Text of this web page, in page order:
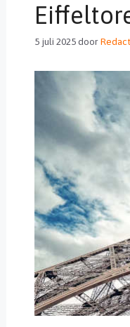
5 juli 2025door